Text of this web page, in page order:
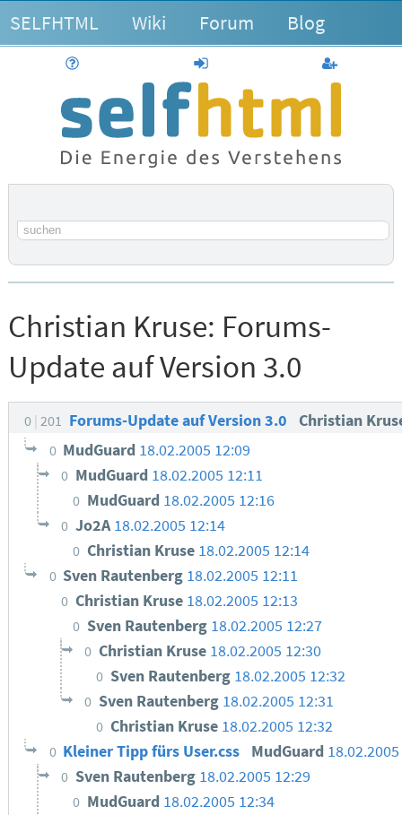
SELFHTML Wiki Forum Blog
anmelden
Suchbegriff
Christian Kruse: Forums-
Update auf Version 3.0
0 201 Forums-Update auf Version 3.0 Christian
0 MudGuard 18.02.2005 12:09
0 MudGuard 18.02.2005 12:11
0 MudGuard 18.02.2005 12:16
0 Jo2A18.02.2005 12:14
0 Christian Kruse 18.02.2005 12:14
0 Sven Rautenberg 18.02.2005 12:11
0 Christian Kruse 18.02.2005 12:13
0 Sven Rautenberg 18.02.2005 12:27
0 Christian Kruse 18.02.2005 12:30
0 Sven Rautenberg 18.02.2005 12:32
0 Sven Rautenberg 18.02.2005 12:31
0 Christian Kruse 18.02.2005 12:32
0 Kleiner Tipp fürs User.css MudGuard
0 Sven Rautenberg 18.02.2005 12:29
0 MudGuard 18.02.2005 12:34